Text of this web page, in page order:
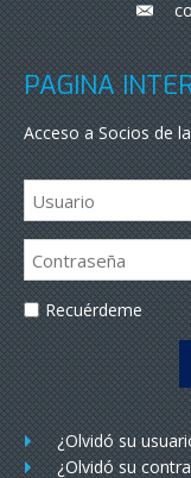
___
PÁGINA
Acceso a Socios de
Recuérdeme
¿Olvidó su
¿Olvidó su